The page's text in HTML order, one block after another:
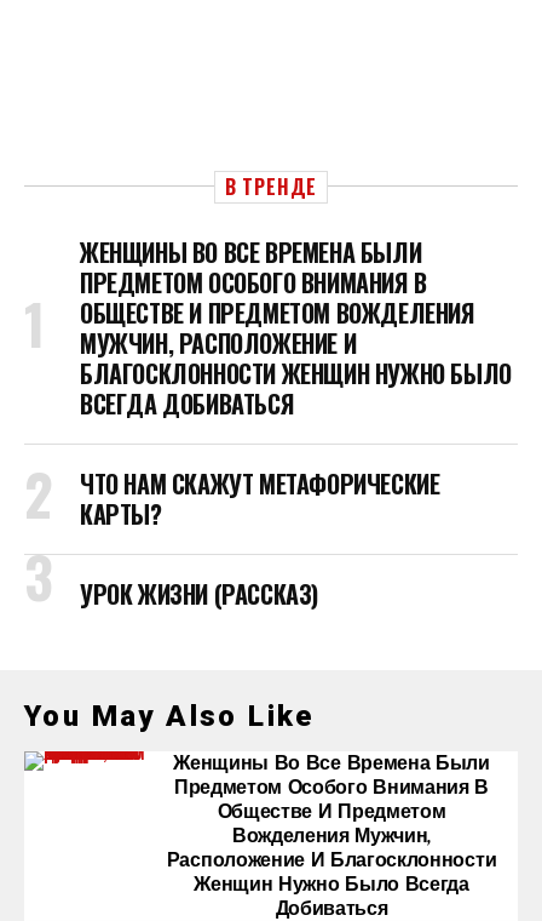
В ТРЕНДЕ
ЖЕНЩИНЫ ВО ВСЕ ВРЕМЕНА БЫЛИ
ПРЕДМЕТОМ ОСОБОГО ВНИМАНИЯ В
ОБЩЕСТВЕ И ПРЕДМЕТОМ ВОЖДЕЛЕНИЯ
МУЖЧИН, РАСПОЛОЖЕНИЕ И
БЛАГОСКЛОННОСТИ ЖЕНЩИН НУЖНО БЫЛО
ВСЕГДА ДОБИВАТЬСЯ
ЧТО НАМ СКАЖУТ МЕТАФОРИЧЕСКИЕ
КАРТЫ?
УРОК ЖИЗНИ (РАССКАЗ)
You May Also Like
Женщины Во Все Времена Были
Предметом Особого Внимания В
Обществе И Предметом
Вожделения Мужчин,
Расположение И Благосклонности
Женщин Нужно Было Всегда
Добиваться